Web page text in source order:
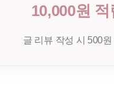
10,000원 적
글 리뷰 작성 시 500원